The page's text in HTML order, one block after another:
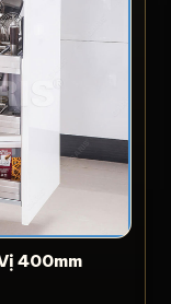
400mm